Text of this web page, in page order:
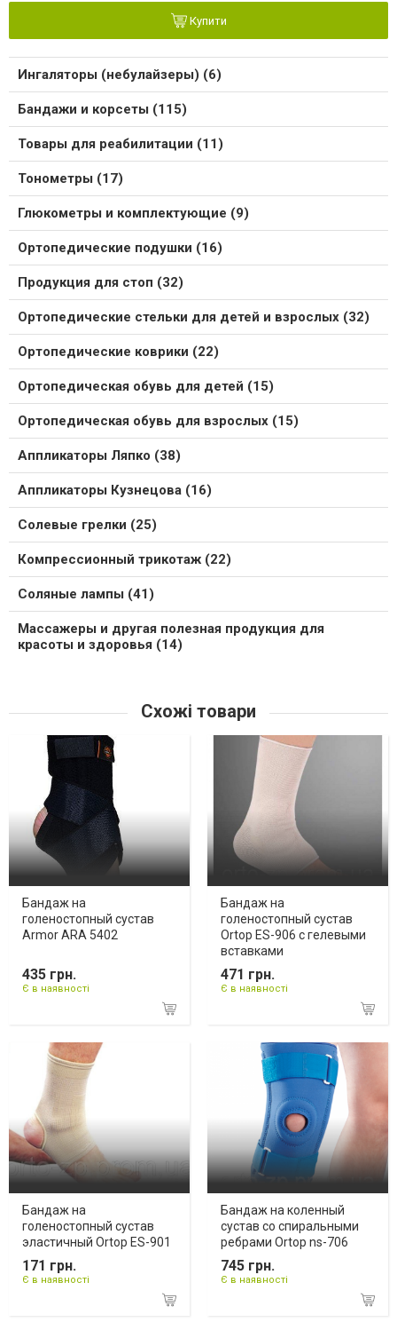
Купити
Ингаляторы (небулайзеры) (6)
Бандажи и корсеты (115)
Товары для реабилитации (11)
Тонометры (17)
Глюкометры и комплектующие (9)
Ортопедические подушки (16)
Продукция для стоп (32)
Ортопедические стельки для детей и взрослых (32)
Ортопедические коврики (22)
Ортопедическая обувь для детей (15)
Ортопедическая обувь для взрослых (15)
Аппликаторы Ляпко (38)
Аппликаторы Кузнецова (16)
Солевые грелки (25)
Компрессионный трикотаж (22)
Соляные лампы (41)
Массажеры и другая полезная продукция для
красоты и здоровья (14)
Схожі товари
Бандаж на
голеностопный сустав
Armor ARA 5402
435 грн.
Є в наявності
Бандаж на
голеностопный сустав
Ortop ES-906 с гелевыми
вставками
471 грн.
Є в наявності
Бандаж на
голеностопный сустав
эластичный Ortop ES-901
171 грн.
Є в наявності
Бандаж на коленный
сустав со спиральными
ребрами Ortop ns-706
745 грн.
Є в наявності